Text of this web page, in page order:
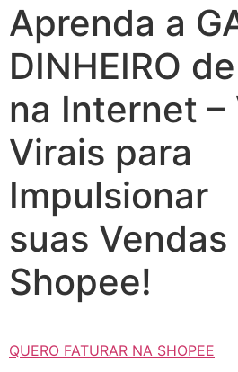
Aprenda a
DINHEIRO
na Internet –
Virais para
Impulsionar
suas Vendas
Shopee!
QUERO FATURAR NA SHOPEE